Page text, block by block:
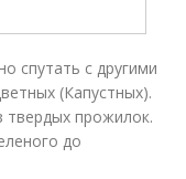
спутать с другими
(Капустных).
твердых прожилок.
до